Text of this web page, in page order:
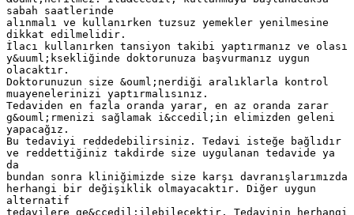
sabah saatlerinde
alınmalı ve kullanırken tuzsuz yemekler yenilmesine
dikkat edilmelidir.
İlacı kullanırken tansiyon takibi yaptırmanız ve olası
y&uuml;ksekliğinde doktorunuza başvurmanız uygun
olacaktır.
Doktorunuzun size &ouml;nerdiği aralıklarla kontrol
muayenelerinizi yaptırmalısınız.
Tedaviden en fazla oranda yarar, en az oranda zarar
g&ouml;rmenizi sağlamak i&ccedil;in elimizden geleni
yapacağız.
Bu tedaviyi reddedebilirsiniz. Tedavi isteğe bağlıdır
ve reddettiğiniz takdirde size uygulanan tedavide ya
da
bundan sonra kliniğimizde size karşı davranışlarımızda
herhangi bir değişiklik olmayacaktır. Diğer uygun
alternatif
tedavilere ge&ccedil;ilebilecektir. Tedavinin herhangi